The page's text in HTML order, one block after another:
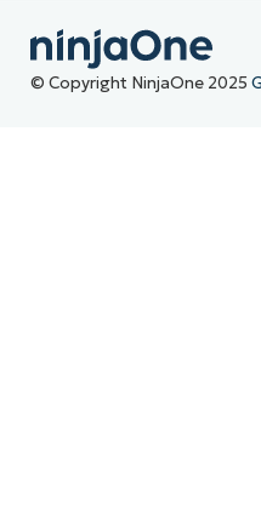
© Copyright NinjaOne 2025